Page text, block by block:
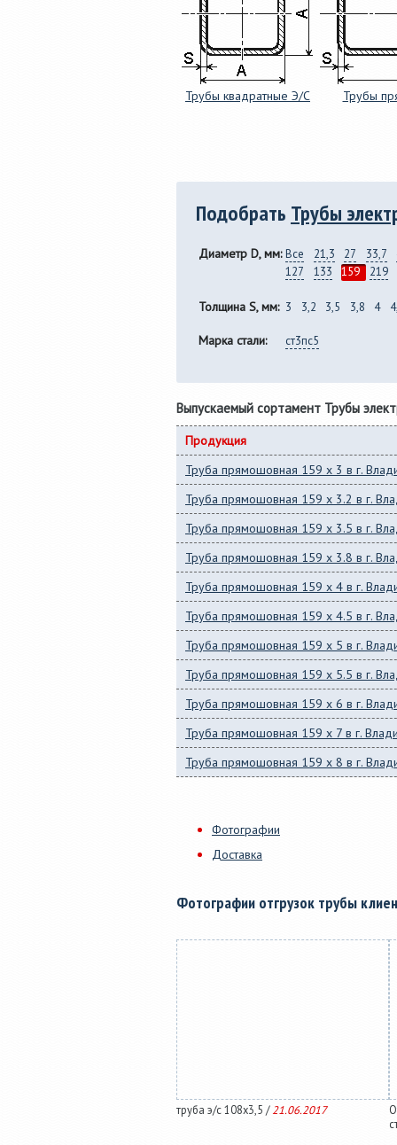
Трубы квадратные Э/С Трубы
Подобрать Трубы
Диаметр D, мм: Все 21,3 27 33,7
127
133 159 219
Толщина S, мм: 3 3,2 3,5 3,8 4
Марка стали: ст3пс5
Выпускаемый сортамент Трубы
Продукция
Труба прямошовная 159 x 3 в г.
Труба прямошовная 159 x 3.2 в г.
Труба прямошовная 159 x 3.5 в г.
Труба прямошовная 159 x 3.8 в г.
Труба прямошовная 159 x 4 в г.
Труба прямошовная 159 x 4.5 в г.
Труба прямошовная 159 x 5 в г.
Труба прямошовная 159 x 5.5 в г.
Труба прямошовная 159 x 6 в г.
Труба прямошовная 159 x 7 в г.
Труба прямошовная 159 x 8 в г.
Фотографии
Доставка
Фотографии отгрузок трубы
труба э/с 108х3,5 / 21.06.2017